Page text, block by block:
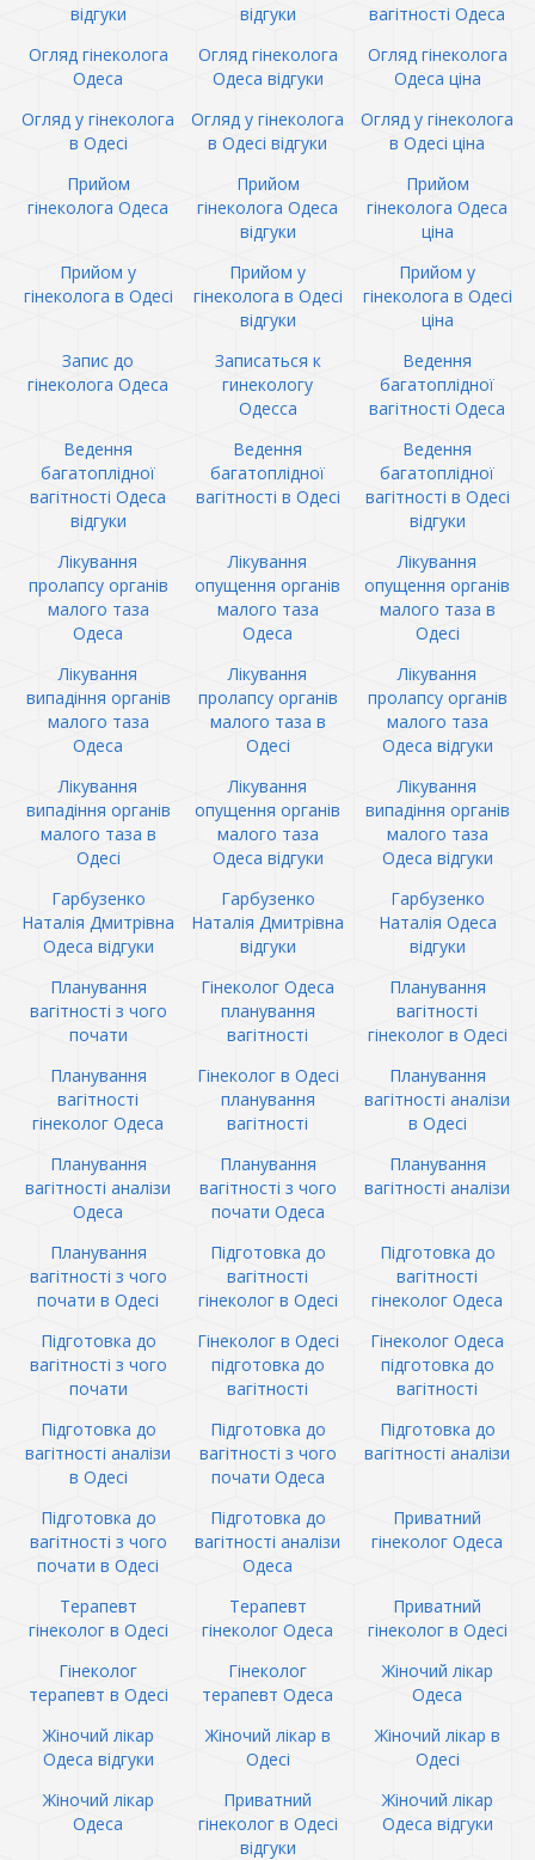
відгуки
відгуки
вагітності Одеса
Огляд гінеколога
Одеса
Огляд гінеколога
Одеса відгуки
Огляд гінеколога
Одеса ціна
Огляд у гінеколога
в Одесі
Огляд у гінеколога
в Одесі відгуки
Огляд у гінеколога
в Одесі ціна
Прийом
гінеколога Одеса
Прийом
гінеколога Одеса
відгуки
Прийом
гінеколога Одеса
ціна
Прийом у
гінеколога в Одесі
Прийом у
гінеколога в Одесі
відгуки
Прийом у
гінеколога в Одесі
ціна
Запис до
гінеколога Одеса
Записаться к
гинекологу
Одесса
Ведення
багатоплідної
вагітності Одеса
Ведення
багатоплідної
вагітності Одеса
відгуки
Ведення
багатоплідної
вагітності в Одесі
Ведення
багатоплідної
вагітності в Одесі
відгуки
Лікування
пролапсу органів
малого таза
Одеса
Лікування
опущення органів
малого таза
Одеса
Лікування
опущення органів
малого таза в
Одесі
Лікування
випадіння органів
малого таза
Одеса
Лікування
пролапсу органів
малого таза в
Одесі
Лікування
пролапсу органів
малого таза
Одеса відгуки
Лікування
випадіння органів
малого таза в
Одесі
Лікування
опущення органів
малого таза
Одеса відгуки
Лікування
випадіння органів
малого таза
Одеса відгуки
Гарбузенко
Наталія Дмитрівна
Одеса відгуки
Гарбузенко
Наталія Дмитрівна
відгуки
Гарбузенко
Наталія Одеса
відгуки
Планування
вагітності з чого
почати
Гінеколог Одеса
планування
вагітності
Планування
вагітності
гінеколог в Одесі
Планування
вагітності
гінеколог Одеса
Гінеколог в Одесі
планування
вагітності
Планування
вагітності аналізи
в Одесі
Планування
вагітності аналізи
Одеса
Планування
вагітності з чого
почати Одеса
Планування
вагітності аналізи
Планування
вагітності з чого
почати в Одесі
Підготовка до
вагітності
гінеколог в Одесі
Підготовка до
вагітності
гінеколог Одеса
Підготовка до
вагітності з чого
почати
Гінеколог в Одесі
підготовка до
вагітності
Гінеколог Одеса
підготовка до
вагітності
Підготовка до
вагітності аналізи
в Одесі
Підготовка до
вагітності з чого
почати Одеса
Підготовка до
вагітності аналізи
Підготовка до
вагітності з чого
почати в Одесі
Підготовка до
вагітності аналізи
Одеса
Приватний
гінеколог Одеса
Терапевт
гінеколог в Одесі
Терапевт
гінеколог Одеса
Приватний
гінеколог в Одесі
Гінеколог
терапевт в Одесі
Гінеколог
терапевт Одеса
Жіночий лікар
Одеса
Жіночий лікар
Одеса відгуки
Жіночий лікар в
Одесі
Жіночий лікар в
Одесі
Жіночий лікар
Одеса
Приватний
гінеколог в Одесі
відгуки
Жіночий лікар
Одеса відгуки